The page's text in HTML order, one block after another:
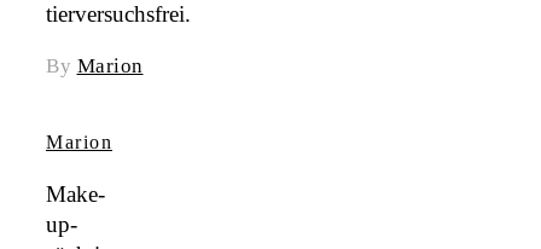
tierversuchsfrei.
By Marion
Marion
Make-
up-